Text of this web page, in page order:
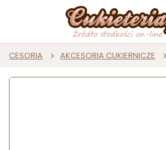
AKCESORIA CUKIERNICZE